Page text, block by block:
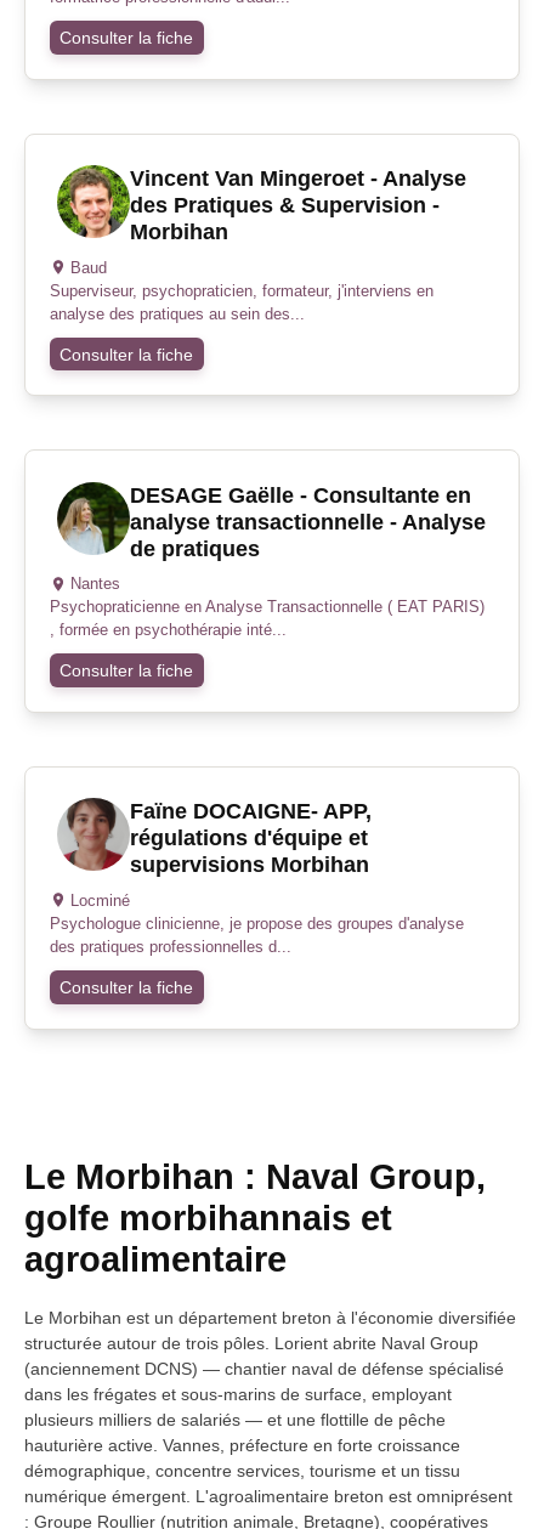
Consulter la fiche
Vincent Van Mingeroet - Analyse
des Pratiques & Supervision -
Morbihan
Baud
Superviseur, psychopraticien, formateur, j'interviens en
analyse des pratiques au sein des...
Consulter la fiche
DESAGE Gaëlle - Consultante en
analyse transactionnelle - Analyse
de pratiques
Nantes
Psychopraticienne en Analyse Transactionnelle ( EAT PARIS)
, formée en psychothérapie inté...
Consulter la fiche
Faïne DOCAIGNE- APP,
régulations d'équipe et
supervisions Morbihan
Locminé
Psychologue clinicienne, je propose des groupes d'analyse
des pratiques professionnelles d...
Consulter la fiche
Le Morbihan : Naval Group,
golfe morbihannais et
agroalimentaire
Le Morbihan est un département breton à l'économie diversifiée
structurée autour de trois pôles. Lorient abrite Naval Group
(anciennement DCNS) — chantier naval de défense spécialisé
dans les frégates et sous-marins de surface, employant
plusieurs milliers de salariés — et une flottille de pêche
hauturière active. Vannes, préfecture en forte croissance
démographique, concentre services, tourisme et un tissu
numérique émergent. L'agroalimentaire breton est omniprésent
: Groupe Roullier (nutrition animale, Bretagne), coopératives